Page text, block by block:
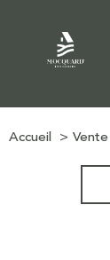
Accueil Vente